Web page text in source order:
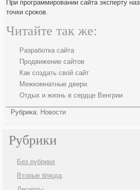
При программировании сайта эксперту
точки сроков.
Читайте так же:
Разработка сайта
Продвижение сайтов
Как создать свой сайт
Межкомнатные двери.
Отдых и жизнь в сердце Венгрии
Рубрика: Новости
Рубрики
Без рубрики
Вторые блюда